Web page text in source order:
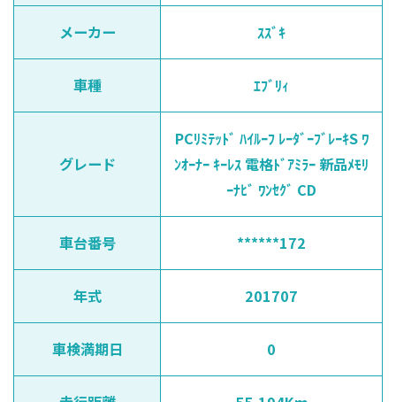
メーカー ｽｽﾞｷ
車種 ｴﾌﾞﾘｨ
グレード
PCﾘﾐﾃｯﾄﾞ ﾊｲﾙｰﾌ ﾚｰﾀﾞｰﾌﾞﾚｰｷS ﾜ
ﾝｵｰﾅｰ ｷｰﾚｽ 電格ﾄﾞｱﾐﾗｰ 新品ﾒﾓﾘ
ｰﾅﾋﾞ ﾜﾝｾｸﾞ CD
車台番号 ******172
年式 201707
車検満期日 0